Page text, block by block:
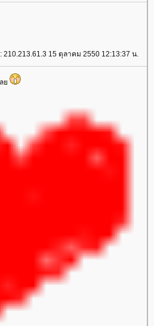
210.213.61.3 15 ตุลาคม 2550 12:13:37 น.
ย